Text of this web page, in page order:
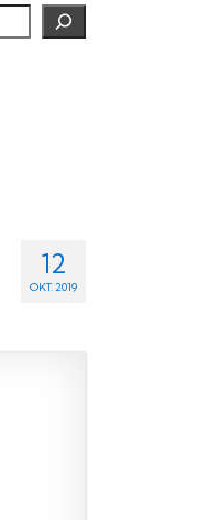
12
OKT. 2019